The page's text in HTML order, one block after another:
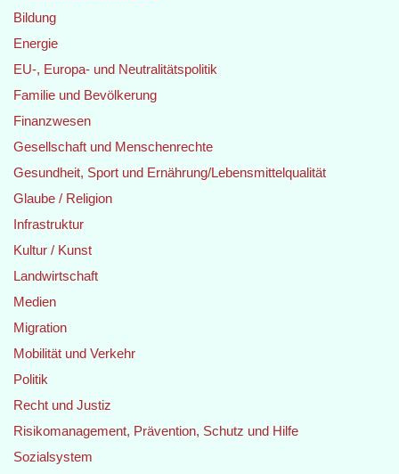
Bildung
Energie
EU-, Europa- und Neutralitätspolitik
Familie und Bevölkerung
Finanzwesen
Gesellschaft und Menschenrechte
Gesundheit, Sport und Ernährung/Lebensmittelqualität
Glaube / Religion
Infrastruktur
Kultur / Kunst
Landwirtschaft
Medien
Migration
Mobilität und Verkehr
Politik
Recht und Justiz
Risikomanagement, Prävention, Schutz und Hilfe
Sozialsystem